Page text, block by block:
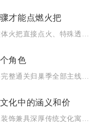
才能点燃火把
原神点燃火把分为常规实体火把直接点火、特殊透明火把前置解密点...
角色
化中的涵义和价